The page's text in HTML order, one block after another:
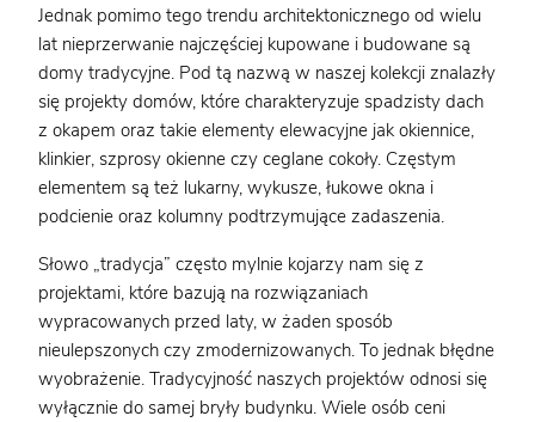
Jednak pomimo tego trendu architektonicznego od wielu
lat nieprzerwanie najczęściej kupowane i budowane są
domy tradycyjne. Pod tą nazwą w naszej kolekcji znalazły
się projekty domów, które charakteryzuje spadzisty dach
z okapem oraz takie elementy elewacyjne jak okiennice,
klinkier, szprosy okienne czy ceglane cokoły. Częstym
elementem są też lukarny, wykusze, łukowe okna i
podcienie oraz kolumny podtrzymujące zadaszenia.
Słowo „tradycja” często mylnie kojarzy nam się z
projektami, które bazują na rozwiązaniach
wypracowanych przed laty, w żaden sposób
nieulepszonych czy zmodernizowanych. To jednak błędne
wyobrażenie. Tradycyjność naszych projektów odnosi się
wyłącznie do samej bryły budynku. Wiele osób ceni